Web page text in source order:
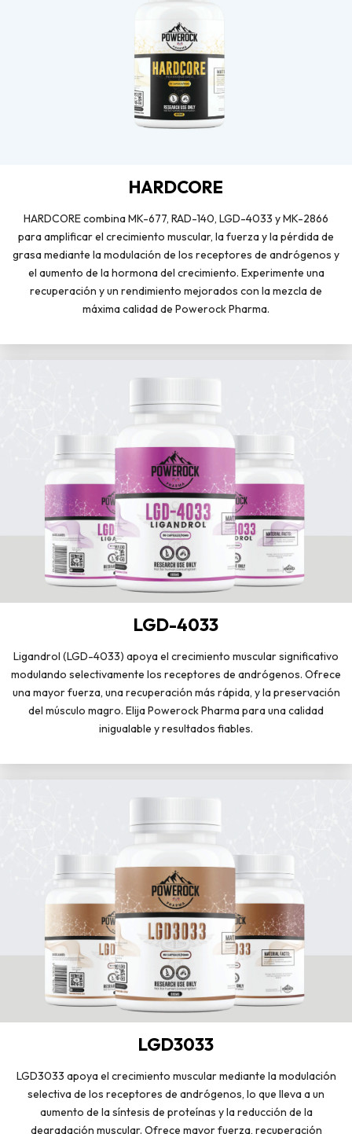
HARDCORE
HARDCORE combina MK-677, RAD-140, LGD-4033 y MK-2866
para amplificar el crecimiento muscular, la fuerza y la pérdida de
grasa mediante la modulación de los receptores de andrógenos y
el aumento de la hormona del crecimiento. Experimente una
recuperación y un rendimiento mejorados con la mezcla de
máxima calidad de Powerock Pharma.
LGD-4033
Ligandrol (LGD-4033) apoya el crecimiento muscular significativo
modulando selectivamente los receptores de andrógenos. Ofrece
una mayor fuerza, una recuperación más rápida, y la preservación
del músculo magro. Elija Powerock Pharma para una calidad
inigualable y resultados fiables.
LGD3033
LGD3033 apoya el crecimiento muscular mediante la modulación
selectiva de los receptores de andrógenos, lo que lleva a un
aumento de la síntesis de proteínas y la reducción de la
degradación muscular. Ofrece mayor fuerza, recuperación